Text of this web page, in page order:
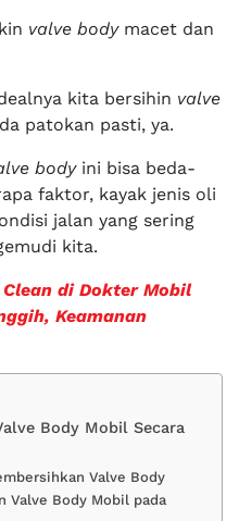
valve bodymacet dan
kita bersihin valve
patokan pasti, ya.
bodyini bisa beda-
faktor, kayak jenis oli
jalan yang sering
kita.
di Dokter Mobil
Keamanan
Body Mobil Secara
Valve Body
Valve Body Mobil pada